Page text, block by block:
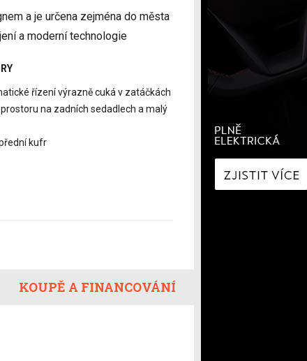
fNews
Nabíjíme elektromobil
a je určena zejména do města
a moderní technologie
řízení výrazně cuká v zatáčkách
na zadních sedadlech a malý
kufr
KOUPĚ A FINANCOVÁNÍ